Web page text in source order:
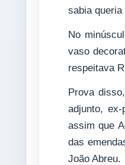
sabia queria
No
vaso
respeitava
Prova
adjunto,
assim que
das
João Abreu.